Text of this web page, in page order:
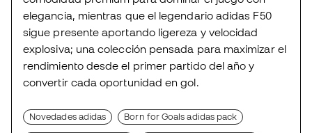
elegancia, mientras que el legendario adidas F50
sigue presente aportando ligereza y velocidad
explosiva; una colección pensada para maximizar el
rendimiento desde el primer partido del año y
convertir cada oportunidad en gol.
Novedades adidas Born for Goals adidas pack